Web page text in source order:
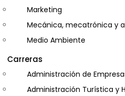
Marketing
Mecánica, mecatrónica y
Medio Ambiente
Minería e Hidrocarburos
Salud y Psicología
Seguridad
Carreras
Administración de
Administración Turística y